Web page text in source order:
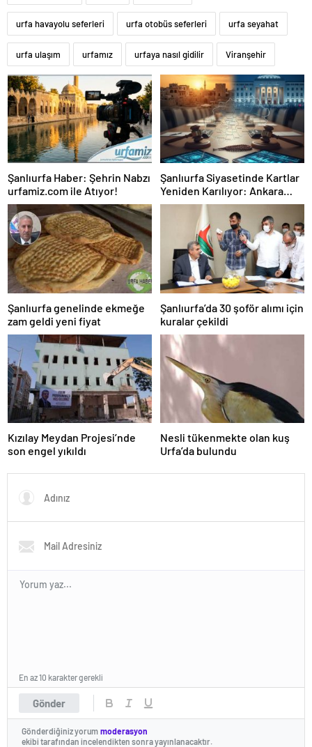
urfa havayolu seferleri urfa otobüs seferleri urfa seyahat
urfa ulaşım urfamız urfaya nasıl gidilir Viranşehir
Şanlıurfa Haber: Şehrin Nabzı
urfamiz.com ile Atıyor!
Şanlıurfa Siyasetinde Kartlar
Yeniden Karılıyor: Ankara
Kulislere Ne Mesaj Gönderdi?
Şanlıurfa genelinde ekmeğe
zam geldi yeni fiyat
Şanlıurfa’da 30 şoför alımı için
kuralar çekildi
Kızılay Meydan Projesi’nde
son engel yıkıldı
Nesli tükenmekte olan kuş
Urfa’da bulundu
Gönder
En az 10 karakter gerekli
Gönderdiğiniz yorum moderasyon
ekibi tarafından incelendikten sonra yayınlanacaktır.